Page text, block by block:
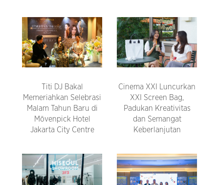
Titi DJ Bakal
Memeriahkan Selebrasi
Malam Tahun Baru di
Mövenpick Hotel
Jakarta City Centre
Cinema XXI Luncurkan
XXI Screen Bag,
Padukan Kreativitas
dan Semangat
Keberlanjutan